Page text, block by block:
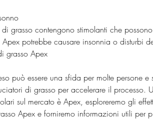
grasso contengono stimolanti che
Apex potrebbe causare insonnia o disturbi
grasso Apex
può essere una sfida per molte persone e
di grasso per accelerare il processo.
sul mercato è Apex, esploreremo gli
Apex e forniremo informazioni utili per